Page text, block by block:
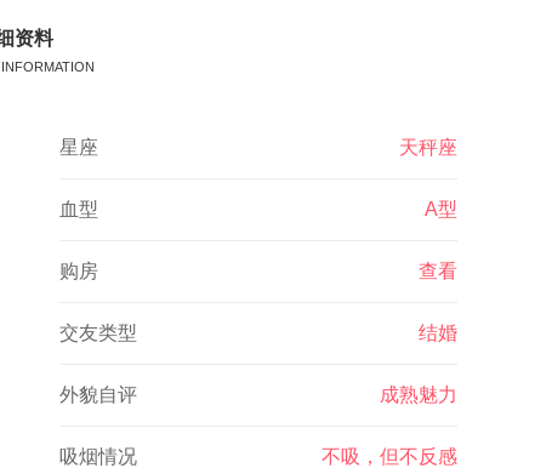
资料
星座 天秤座
血型 A型
购房 查看
交友类型 结婚
外貌自评 成熟魅力
吸烟情况 不吸，但不反感